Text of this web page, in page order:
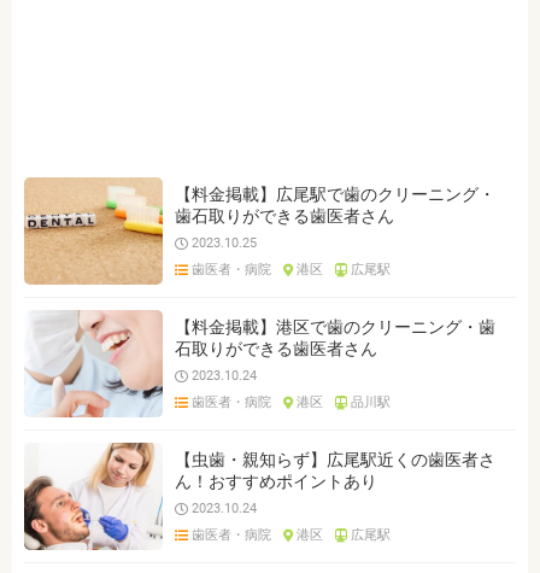
【料金掲載】広尾駅で歯のクリーニング・
歯石取りができる歯医者さん
2023.10.25
歯医者・病院
港区 広尾駅
【料金掲載】港区で歯のクリーニング・歯
石取りができる歯医者さん
2023.10.24
歯医者・病院
港区 品川駅
【虫歯・親知らず】広尾駅近くの歯医者さ
ん！おすすめポイントあり
2023.10.24
歯医者・病院
港区 広尾駅